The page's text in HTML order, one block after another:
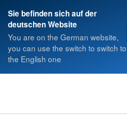
Sie befinden sich auf der
deutschen Website
You are on the German website,
you can use the switch to switch to
the English one